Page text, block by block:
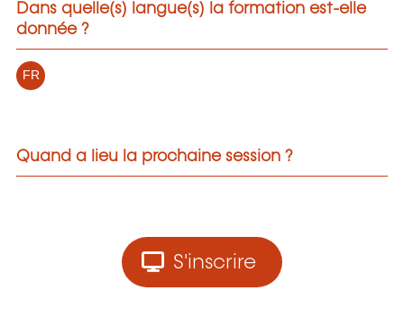
Dans quelle(s) langue(s) la formation est-elle
donnée ?
FR
Quand a lieu la prochaine session ?
S'inscrire